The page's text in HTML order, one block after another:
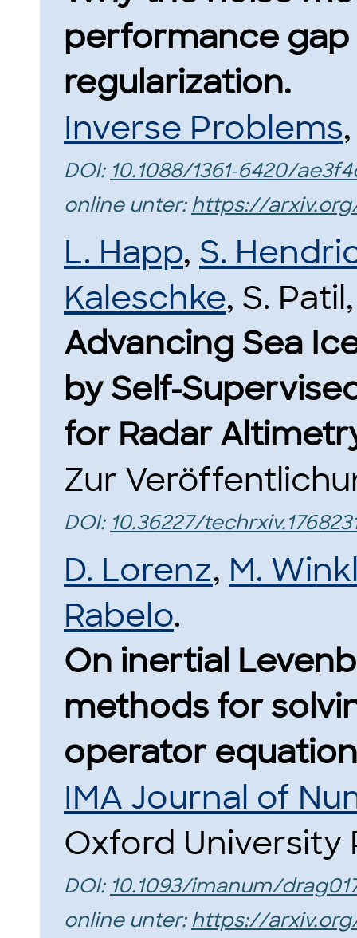
performance gap
regularization.
Inverse Problems
DOI: 10.1088/1361-6420/
online unter: https://arxiv.org/
L. Happ, S.
Kaleschke, S.
Advancing Sea
by Self-
for Radar
Zur
DOI: 10.36227/
D. Lorenz, M.
Rabelo.
On inertial
methods for
operator
IMA Journal of
Oxford University
DOI: 10.1093/imanum/
online unter: https://